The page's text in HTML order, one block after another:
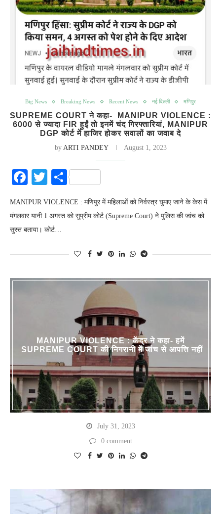
Big News Breaking News Recent News नई दिल्ली मणिपुर
SUPREME COURT ने कहा- MANIPUR VIOLENCE :
6000 से ज्यादा FIR हुईं तो इनमें चंद गिरफ्तारियां, MANIPUR
DGP कोर्ट में हाजिर होकर सवालों का जवाब दे
by ARTI PANDEY August 1, 2023
Facebook
Twitter
Share
MANIPUR VIOLENCE : मणिपुर में महिलाओं को निर्वस्त्र घुमाए जाने के केस में
मंगलवार यानी 1 अगस्त को सुप्रीम कोर्ट (Supreme Court) ने पुलिस की जांच को
सुस्त बताया। कोर्ट…
MANIPUR VIOLENCE : केंद्र ने कहा- हमें
SUPREME COURT की निगरानी में जांच से आपत्ति नहीं
July 31, 2023
0 comment